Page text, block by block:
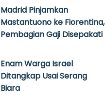
Madrid Pinjamkan
Mastantuono ke Fiorentina,
Pembagian Gaji Disepakati
Enam Warga Israel
Ditangkap Usai Serang
Biara